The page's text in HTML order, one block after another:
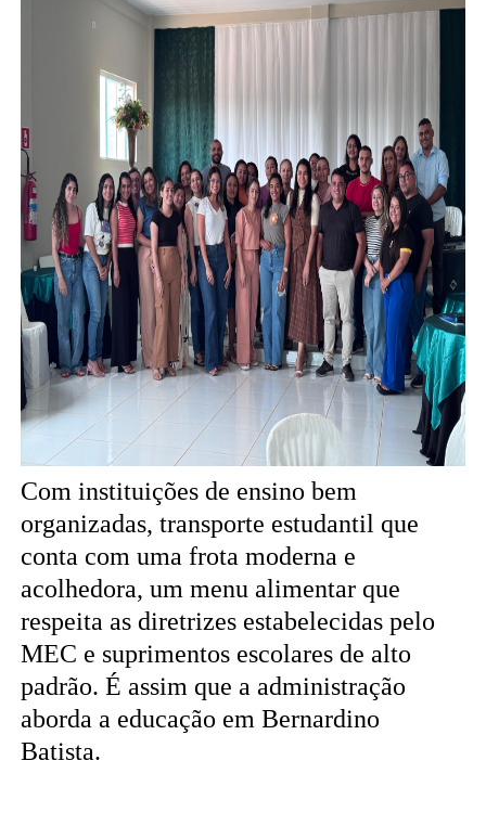
Com instituições de ensino bem
organizadas, transporte estudantil que
conta com uma frota moderna e
acolhedora, um menu alimentar que
respeita as diretrizes estabelecidas pelo
MEC e suprimentos escolares de alto
padrão. É assim que a administração
aborda a educação em Bernardino
Batista.